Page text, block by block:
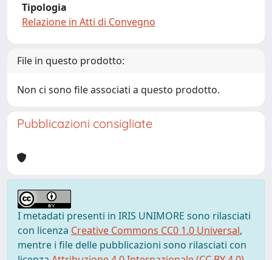
Tipologia
Relazione in Atti di Convegno
File in questo prodotto:
Non ci sono file associati a questo prodotto.
Pubblicazioni consigliate
I metadati presenti in IRIS UNIMORE sono rilasciati
con licenza Creative Commons CC0 1.0 Universal,
mentre i file delle pubblicazioni sono rilasciati con